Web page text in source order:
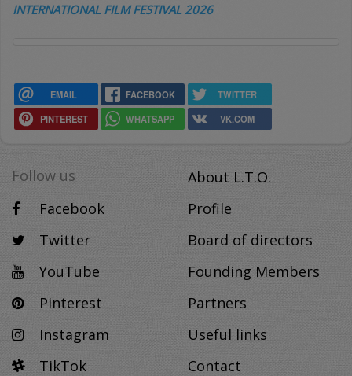
INTERNATIONAL FILM FESTIVAL 2026
EMAIL FACEBOOK
TWITTER
PINTEREST
WHATSAPP VK.COM
Follow us
Facebook
Twitter
YouTube
Pinterest
Instagram
TikTok
About L.T.O.
Profile
Board of directors
Founding Members
Partners
Useful links
Contact